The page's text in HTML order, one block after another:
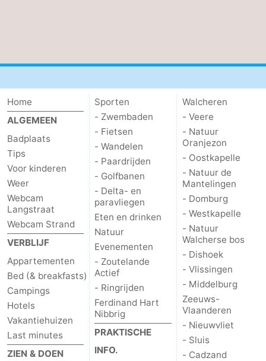
Home
ALGEMEEN
Badplaats
Tips
Voor kinderen
Weer
Webcam
Langstraat
Webcam Strand
VERBLIJF
Appartementen
Bed (& breakfasts)
Campings
Hotels
Vakantiehuizen
Last minutes
ZIEN & DOEN
Sporten
- Zwembaden
- Fietsen
- Wandelen
- Paardrijden
- Golfbanen
- Delta- en
paravliegen
Eten en drinken
Natuur
Evenementen
- Zoutelande
Actief
- Ringrijden
Ferdinand Hart
Nibbrig
PRAKTISCHE
INFO.
Walcheren
- Veere
- Natuur
Oranjezon
- Oostkapelle
- Natuur de
Mantelingen
- Domburg
- Westkapelle
- Natuur
Walcherse bos
- Dishoek
- Vlissingen
- Middelburg
Zeeuws-
Vlaanderen
- Nieuwvliet
- Sluis
- Cadzand